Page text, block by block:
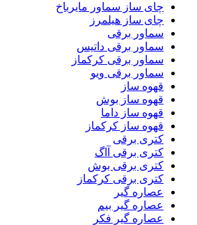
چای ساز سماور مایرباخ
چای ساز هیلمرز
سماور برقی
سماور برقی داتیس
سماور برقی کرکماز
سماور برقی ویو
قهوه ساز
قهوه ساز بوش
قهوه ساز داما
قهوه ساز کرکماز
کتری برقی
کتری برقی آاگ
کتری برقی بوش
کتری برقی کرکماز
عصاره گیر
عصاره گیر بیم
عصاره گیر فکر